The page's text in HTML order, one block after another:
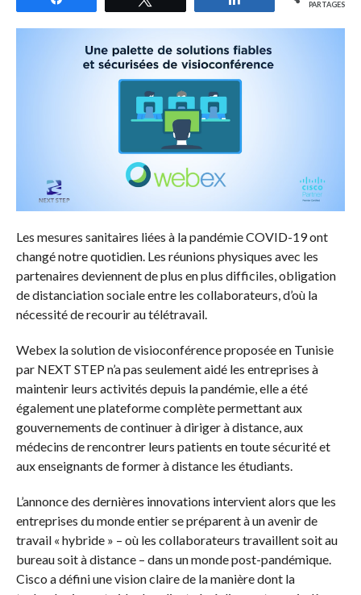
PARTAGES
Les mesures sanitaires liées à la pandémie COVID-19 ont
changé notre quotidien. Les réunions physiques avec les
partenaires deviennent de plus en plus difficiles, obligation
de distanciation sociale entre les collaborateurs, d’où la
nécessité de recourir au télétravail.
Webex la solution de visioconférence proposée en Tunisie
par NEXT STEP n’a pas seulement aidé les entreprises à
maintenir leurs activités depuis la pandémie, elle a été
également une plateforme complète permettant aux
gouvernements de continuer à diriger à distance, aux
médecins de rencontrer leurs patients en toute sécurité et
aux enseignants de former à distance les étudiants.
L’annonce des dernières innovations intervient alors que les
entreprises du monde entier se préparent à un avenir de
travail « hybride » – où les collaborateurs travaillent soit au
bureau soit à distance – dans un monde post-pandémique.
Cisco a défini une vision claire de la manière dont la